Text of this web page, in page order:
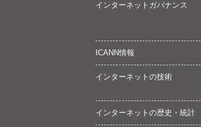
インターネットガバナンス
ICANN情報
インターネットの技術
インターネットの歴史・統計